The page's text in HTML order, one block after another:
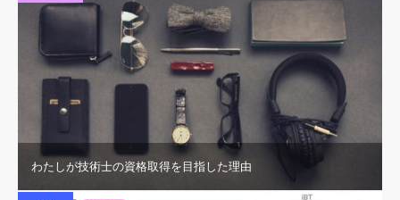
わたしが技術士の資格取得を目指した理由